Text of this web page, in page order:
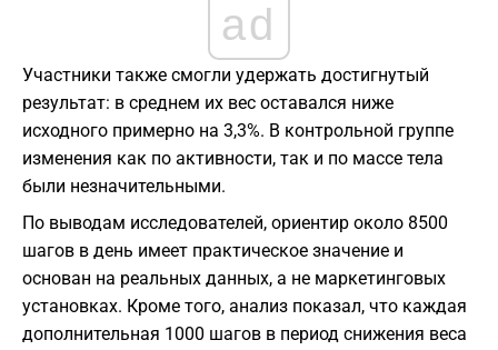
ad
Участники также смогли удержать достигнутый
результат: в среднем их вес оставался ниже
исходного примерно на 3,3%. В контрольной группе
изменения как по активности, так и по массе тела
были незначительными.
По выводам исследователей, ориентир около 8500
шагов в день имеет практическое значение и
основан на реальных данных, а не маркетинговых
установках. Кроме того, анализ показал, что каждая
дополнительная 1000 шагов в период снижения веса